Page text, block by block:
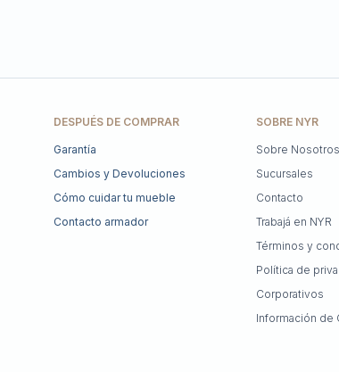
DESPUÉS DE COMPRAR
Garantía
Cambios y Devoluciones
Cómo cuidar tu mueble
Contacto armador
SOBRE NYR
Sobre Nosotros
Sucursales
Contacto
Trabajá en NYR
Términos y
Política de
Corporativos
Información de